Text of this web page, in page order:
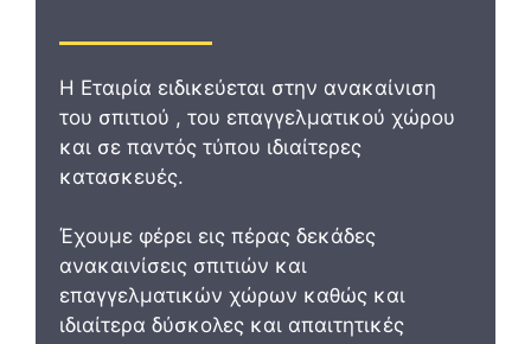
H Εταιρία ειδικεύεται στην ανακαίνιση
του σπιτιού , του επαγγελματικού χώρου
και σε παντός τύπου ιδιαίτερες
κατασκευές.
Έχουμε φέρει εις πέρας δεκάδες
ανακαινίσεις σπιτιών και
επαγγελματικών χώρων καθώς και
ιδιαίτερα δύσκολες και απαιτητικές